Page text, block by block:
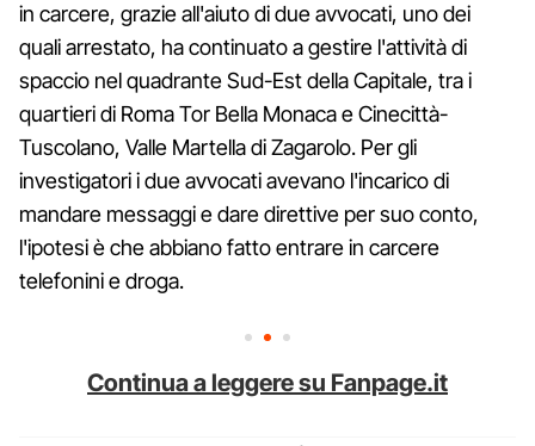
in carcere, grazie all'aiuto di due avvocati, uno dei
quali arrestato, ha continuato a gestire l'attività di
spaccio nel quadrante Sud-Est della Capitale, tra i
quartieri di Roma Tor Bella Monaca e Cinecittà-
Tuscolano, Valle Martella di Zagarolo. Per gli
investigatori i due avvocati avevano l'incarico di
mandare messaggi e dare direttive per suo conto,
l'ipotesi è che abbiano fatto entrare in carcere
telefonini e droga.
Continua a leggere su Fanpage.it